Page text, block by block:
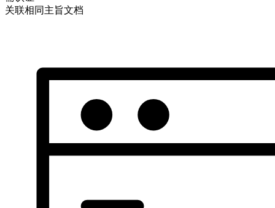
关联相同主旨文档